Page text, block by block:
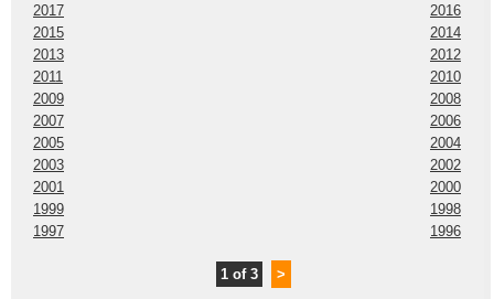
2017
2016
2015
2014
2013
2012
2011
2010
2009
2008
2007
2006
2005
2004
2003
2002
2001
2000
1999
1998
1997
1996
1 of 3 >